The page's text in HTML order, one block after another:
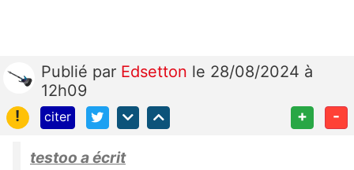
Publié par Edsetton le 28/08/2024 à
12h09
!
citer + -
testoo a écrit